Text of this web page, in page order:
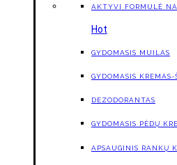
AKTYVI FORMULĖ
Hot
GYDOMASIS MUILAS
GYDOMASIS
DEZODORANTAS
GYDOMASIS PĖDŲ
APSAUGINIS RANKŲ